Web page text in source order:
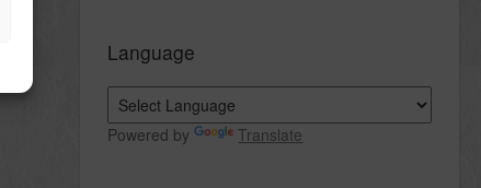
Language
Powered by Translate